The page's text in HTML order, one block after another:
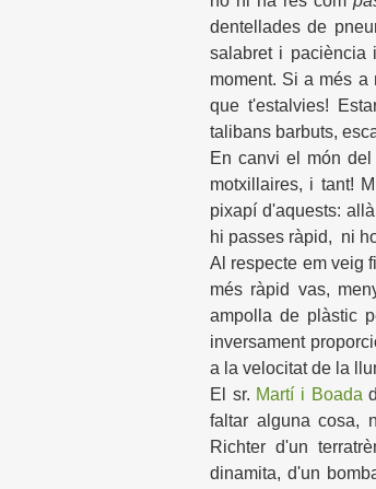
dentellades de
salabret i
moment. Si a més a
que t'estalvies!
talibans barbuts,
En canvi el món
motxillaires, i tant!
pixapí d'aquests:
hi passes ràpid, ni
Al respecte em veig
més ràpid vas,
ampolla de plàstic
inversament
a la velocitat de la
El sr. Martí i Boada
faltar alguna cosa,
Richter d'un
dinamita, d'un